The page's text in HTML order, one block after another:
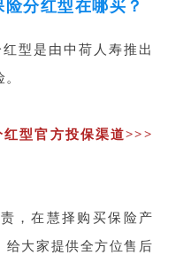
分红型在哪买？
型是由中荷人寿推出
型官方投保渠道>>>
，在慧择购买保险产
给大家提供全方位售后